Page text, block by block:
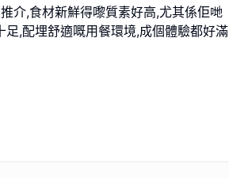
介,食材新鮮得嚟質素好高,尤其係佢哋
足,配埋舒適嘅用餐環境,成個體驗都好滿